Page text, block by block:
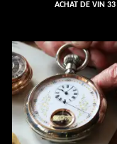
ACHAT DE VIN 33